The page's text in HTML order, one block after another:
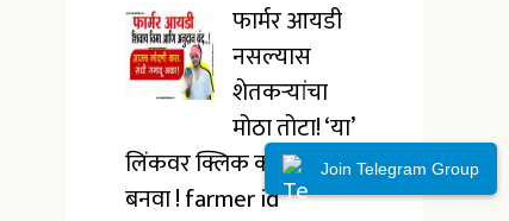
Join Telegram Group
फार्मर आयडी
नसल्यास
शेतकऱ्यांचा
मोठा तोटा! ‘या’
लिंकवर क्लिक करून लगेच
बनवा ! farmer id